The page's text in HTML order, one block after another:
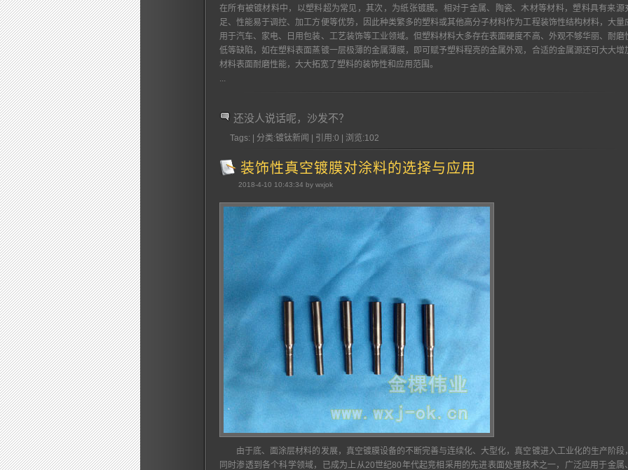
在所有被镀材料中，以塑料超为常见，其次，为纸张镀膜。相对于金属、陶瓷、木材等材料，塑料具有来源
足、性能易于调控、加工方便等优势，因此种类繁多的塑料或其他高分子材料作为工程装饰性结构材料，大量
用于汽车、家电、日用包装、工艺装饰等工业领域。但塑料材料大多存在表面硬度不高、外观不够华丽、耐磨
低等缺陷，如在塑料表面蒸镀一层极薄的金属薄膜，即可赋予塑料程亮的金属外观，合适的金属源还可大大增
材料表面耐磨性能，大大拓宽了塑料的装饰性和应用范围。
还没人说话呢，沙发不？
Tags: | 分类:镀钛新闻 | 引用:0 | 浏览:102
装饰性真空镀膜对涂料的选择与应用
2018-4-10 10:43:34 by wxjok
由于底、面涂层材料的发展，真空镀膜设备的不断完善与连续化、大型化，真空镀进入工业化的生产阶段
同时渗透到各个科学领域，已成为上从20世纪80年代起竞相采用的先进表面处理技术之一，广泛应用于金属